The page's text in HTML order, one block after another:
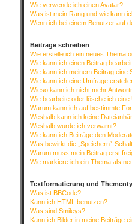
Wie verwende ich einen Avatar?
Was ist mein Rang und wie kann
Wenn ich bei einem Benutzer auf
Beiträge schreiben
Wie erstelle ich ein neues Thema
Wie kann ich einen Beitrag
Wie kann ich meinem Beitrag eine
Wie kann ich eine Umfrage
Wieso kann ich nicht mehr
Wie bearbeite oder lösche ich eine
Warum kann ich auf bestimmte
Weshalb kann ich keine
Weshalb wurde ich verwarnt?
Wie kann ich Beiträge den
Was bewirkt die „Speichern“-
Warum muss mein Beitrag erst
Wie markiere ich ein Thema als
Textformatierung und
Was ist BBCode?
Kann ich HTML benutzen?
Was sind Smileys?
Kann ich Bilder in meine Beiträge